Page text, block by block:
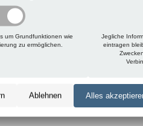
um Grundfunktionen wie
zu ermöglichen.
Jegliche
eintragen
Ablehnen Alles